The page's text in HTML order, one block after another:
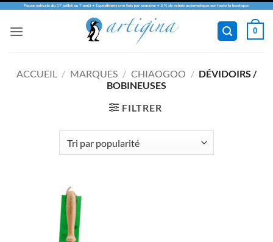
0
ACCUEIL / MARQUES / CHIAOGOO / DÉVIDOIRS /
BOBINEUSES
FILTRER